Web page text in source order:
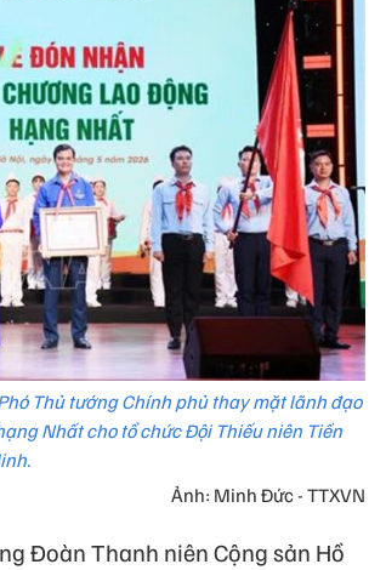
Thủ tướng Chính phủ thay mặt lãnh đạo
Nhất cho tổ chức Đội Thiếu niên Tiền
Ảnh: Minh Đức - TTXVN
Đoàn Thanh niên Cộng sản Hồ